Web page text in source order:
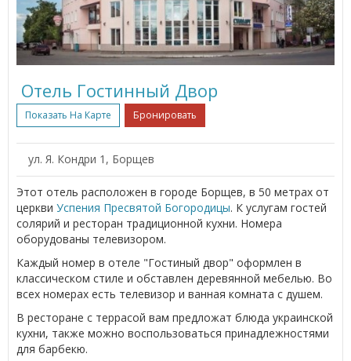
Отель Гостинный Двор
Показать На Карте Бронировать
ул. Я. Кондри 1, Борщев
Этот отель расположен в городе Борщев, в 50 метрах от
церкви Успения Пресвятой Богородицы. К услугам гостей
солярий и ресторан традиционной кухни. Номера
оборудованы телевизором.
Каждый номер в отеле "Гостиный двор" оформлен в
классическом стиле и обставлен деревянной мебелью. Во
всех номерах есть телевизор и ванная комната с душем.
В ресторане с террасой вам предложат блюда украинской
кухни, также можно воспользоваться принадлежностями
для барбекю.